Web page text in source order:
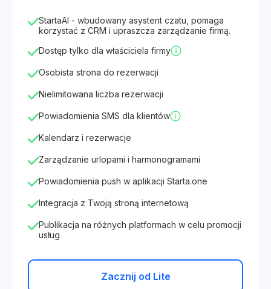
StartaAI - wbudowany asystent czatu, pomaga
korzystać z CRM i upraszcza zarządzanie firmą.
Dostęp tylko dla właściciela firmy
Osobista strona do rezerwacji
Nielimitowana liczba rezerwacji
Powiadomienia SMS dla klientów
Kalendarz i rezerwacje
Zarządzanie urlopami i harmonogramami
Powiadomienia push w aplikacji Starta.one
Integracja z Twoją stroną internetową
Publikacja na różnych platformach w celu promocji
usług
Zacznij od Lite